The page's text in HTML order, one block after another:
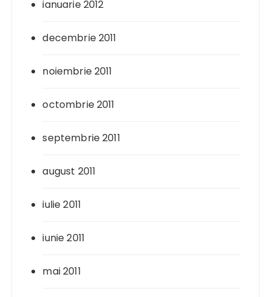
ianuarie 2012
decembrie 2011
noiembrie 2011
octombrie 2011
septembrie 2011
august 2011
iulie 2011
iunie 2011
mai 2011